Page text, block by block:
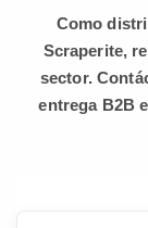
Como
Scraperite,
sector.
entrega B2B